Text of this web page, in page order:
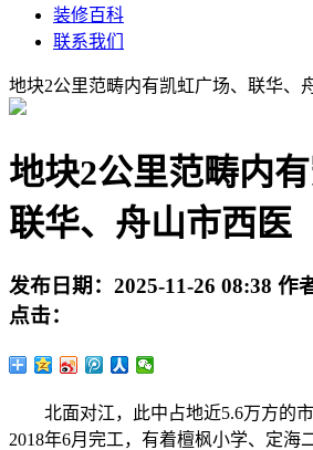
装修百科
联系我们
地块2公里范畴内有凯虹广场、联华、
地块2公里范畴内有
联华、舟山市西医
发布日期： 2025-11-26 08:38 作
点击：
北面对江，此中占地近5.6万方的市
2018年6月完工，有着檀枫小学、定海